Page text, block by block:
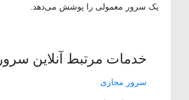
یک سرور معمولی را پوشش می‌دهد.
خدمات مرتبط آنلاین سرور
سرور مجازی